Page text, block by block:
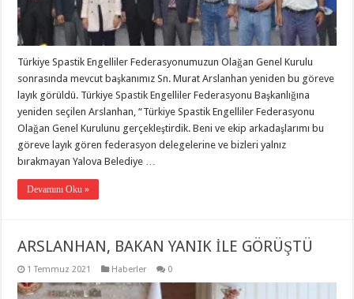
Türkiye Spastik Engelliler Federasyonumuzun Olağan Genel Kurulu
sonrasında mevcut başkanımız Sn. Murat Arslanhan yeniden bu göreve
layık görüldü. Türkiye Spastik Engelliler Federasyonu Başkanlığına
yeniden seçilen Arslanhan, “Türkiye Spastik Engelliler Federasyonu
Olağan Genel Kurulunu gerçekleştirdik. Beni ve ekip arkadaşlarımı bu
göreve layık gören federasyon delegelerine ve bizleri yalnız
bırakmayan Yalova Belediye …
Devamını Oku »
ARSLANHAN, BAKAN YANIK İLE GÖRÜŞTÜ
1 Temmuz 2021 Haberler 0